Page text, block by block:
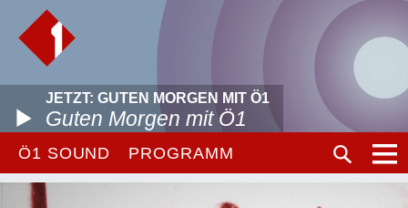
JETZT: GUTEN MORGEN MIT Ö1
Guten Morgen mit Ö1
Ö1 SOUND PROGRAMM